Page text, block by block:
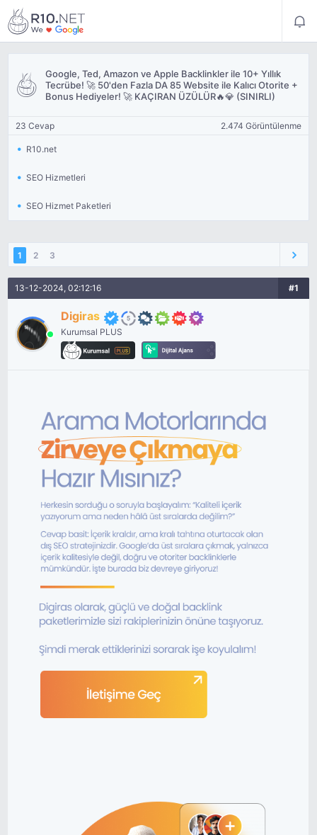
Google, Ted, Amazon ve Apple Backlinkler ile 10+ Yıllık
Tecrübe! 🚀 50'den Fazla DA 85 Website ile Kalıcı Otorite +
Bonus Hediyeler! 🚀 KAÇIRAN ÜZÜLÜR🔥💎 (SINIRLI)
23 Cevap 2.474 Görüntülenme
R10.net
SEO Hizmetleri
SEO Hizmet Paketleri
1 2 3
13-12-2024, 02:12:16 #1
Digiras
Kurumsal PLUS